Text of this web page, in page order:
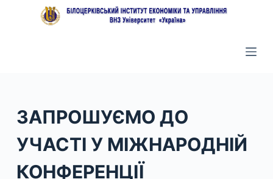
и
д
о
ЗАПРОШУЄМО ДО
УЧАСТІ У МІЖНАРОДНІЙ
КОНФЕРЕНЦІЇ